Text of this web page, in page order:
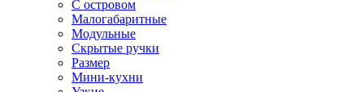
С островом
Малогабаритные
Модульные
Скрытые ручки
Размер
Мини-кухни